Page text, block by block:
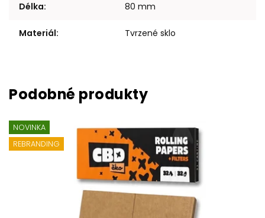
Délka: 80 mm
Materiál: Tvrzené sklo
NOVINKA
REBRANDING